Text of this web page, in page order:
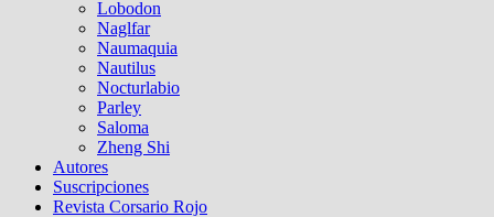
Lobodon
Naglfar
Naumaquia
Nautilus
Nocturlabio
Parley
Saloma
Zheng Shi
Autores
Suscripciones
Revista Corsario Rojo